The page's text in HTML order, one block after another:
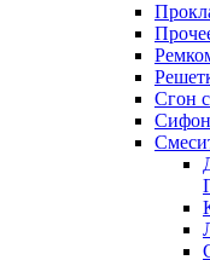
Сгон